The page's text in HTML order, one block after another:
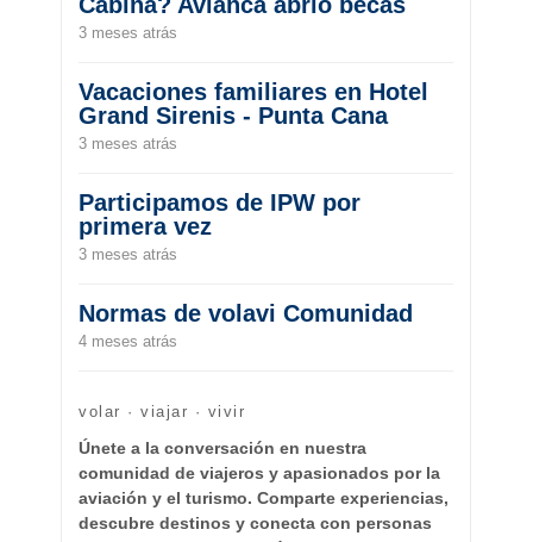
Cabina? Avianca abrió becas
3 meses atrás
Vacaciones familiares en Hotel
Grand Sirenis - Punta Cana
3 meses atrás
Participamos de IPW por
primera vez
3 meses atrás
Normas de volavi Comunidad
4 meses atrás
volar · viajar · vivir
Únete a la conversación en nuestra
comunidad de viajeros y apasionados por la
aviación y el turismo. Comparte experiencias,
descubre destinos y conecta con personas